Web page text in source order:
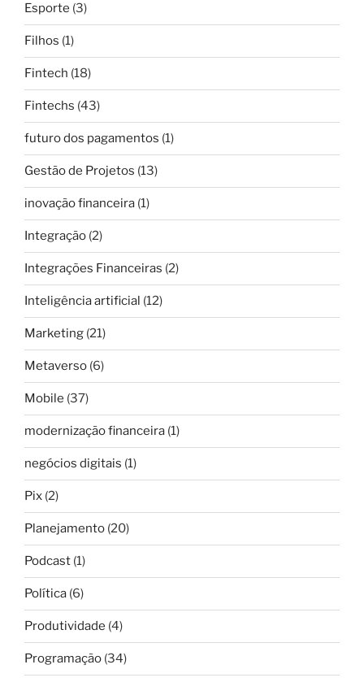
Esporte (3)
Filhos (1)
Fintech (18)
Fintechs (43)
futuro dos pagamentos (1)
Gestão de Projetos (13)
inovação financeira (1)
Integração (2)
Integrações Financeiras (2)
Inteligência artificial (12)
Marketing (21)
Metaverso (6)
Mobile (37)
modernização financeira (1)
negócios digitais (1)
Pix (2)
Planejamento (20)
Podcast (1)
Política (6)
Produtividade (4)
Programação (34)